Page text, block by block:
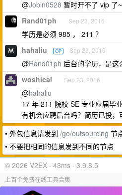
@Jobin0528 暂时开不了 vip 了~
Rand01ph Sep 23, 2016
学历是必须 985 ， 211 ？
hahaliu OP Sep 23, 2016
@Rand01ph 后台的学历，是这
woshicai Sep 23, 2016
@hahaliu
17 年 211 院校 SE 专业应届毕
有机会应聘后台吗？简历已投，
• 外包信息请发到 /go/outsourcing 节
• 不要把相同的信息发到不同的节点
© 2026 V2EX · 43ms · 3.9.8.5
上百个免费在线工具合集